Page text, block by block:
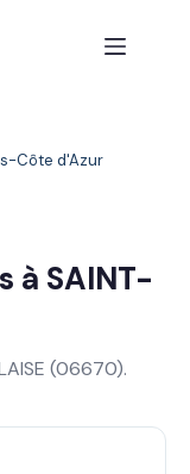
Côte d'Azur
à SAINT-
(06670).